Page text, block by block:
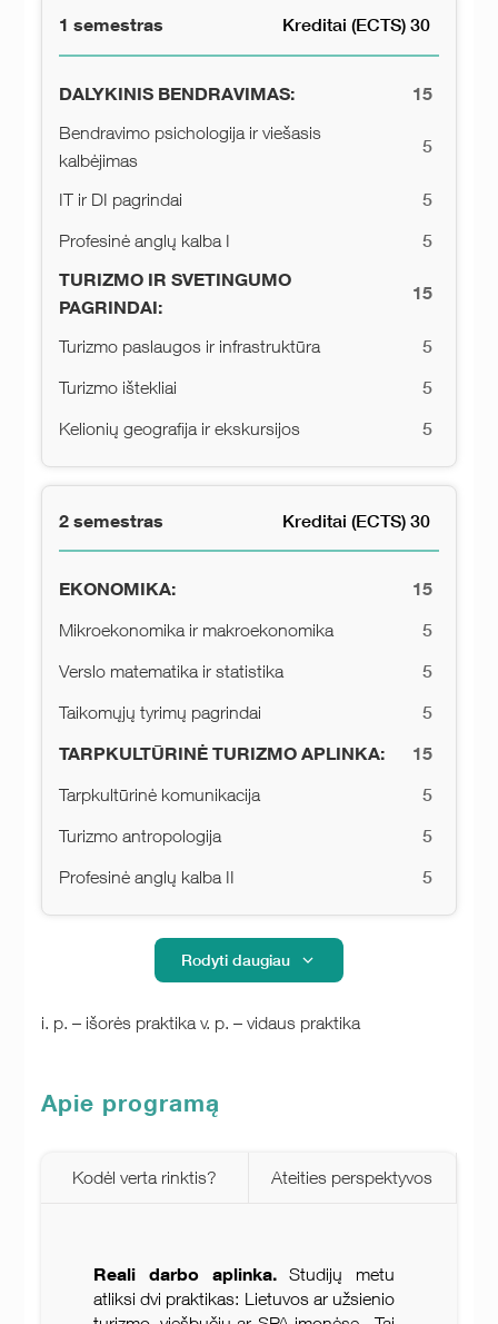
1 semestras Kreditai (ECTS) 30
DALYKINIS BENDRAVIMAS: 15
Bendravimo psichologija ir viešasis
kalbėjimas
5
IT ir DI pagrindai 5
Profesinė anglų kalba I
5
TURIZMO IR SVETINGUMO
PAGRINDAI:
15
Turizmo paslaugos ir infrastruktūra 5
Turizmo ištekliai 5
Kelionių geografija ir ekskursijos 5
2 semestras Kreditai (ECTS) 30
EKONOMIKA: 15
Mikroekonomika ir makroekonomika 5
Verslo matematika ir statistika 5
Taikomųjų tyrimų pagrindai
5
TARPKULTŪRINĖ TURIZMO APLINKA:
15
Tarpkultūrinė komunikacija 5
Turizmo antropologija 5
Profesinė anglų kalba II 5
Rodyti daugiau
i. p. – išorės praktika v. p. – vidaus praktika
Apie programą
Kodėl verta rinktis? Ateities perspektyvos
Reali darbo aplinka.Studijų metu
atliksi dvi praktikas: Lietuvos ar užsienio